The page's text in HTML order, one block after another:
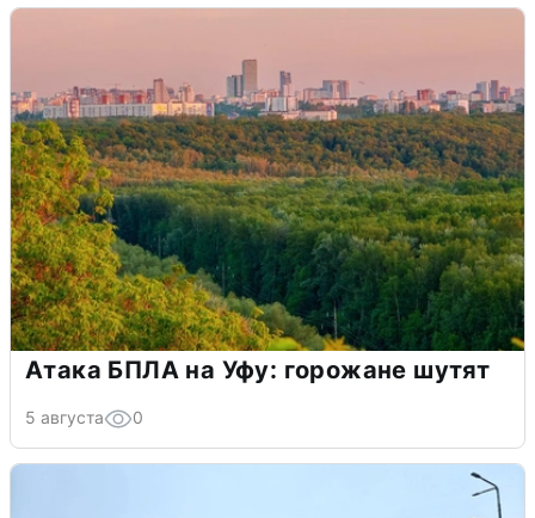
Атака БПЛА на Уфу: горожане шутят
5 августа 0